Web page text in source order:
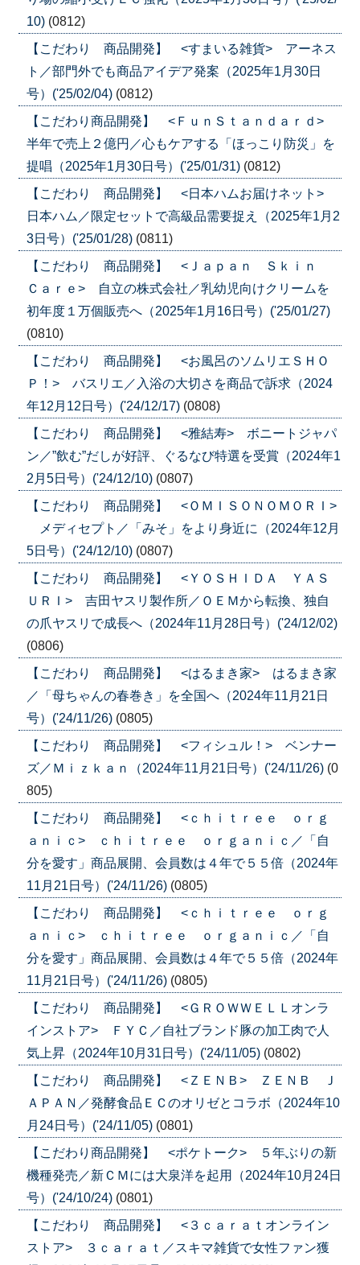
10) (0812)
【こだわり 商品開発】 <すまいる雑貨> アーネス
ト／部門外でも商品アイデア発案（2025年1月30日
号）('25/02/04) (0812)
【こだわり商品開発】 <ＦｕｎＳｔａｎｄａｒｄ>
半年で売上２億円／心もケアする「ほっこり防災」を
提唱（2025年1月30日号）('25/01/31) (0812)
【こだわり 商品開発】 <日本ハムお届けネット>
日本ハム／限定セットで高級品需要捉え（2025年1月2
3日号）('25/01/28) (0811)
【こだわり 商品開発】 <Ｊａｐａｎ Ｓｋｉｎ
Ｃａｒｅ> 自立の株式会社／乳幼児向けクリームを
初年度１万個販売へ（2025年1月16日号）('25/01/27)
(0810)
【こだわり 商品開発】 <お風呂のソムリエＳＨＯ
Ｐ！> バスリエ／入浴の大切さを商品で訴求（2024
年12月12日号）('24/12/17) (0808)
【こだわり 商品開発】 <雅結寿> ボニートジャパ
ン／”飲む”だしが好評、ぐるなび特選を受賞（2024年1
2月5日号）('24/12/10) (0807)
【こだわり 商品開発】 <ＯＭＩＳＯＮＯＭＯＲＩ>
メディセプト／「みそ」をより身近に（2024年12月
5日号）('24/12/10) (0807)
【こだわり 商品開発】 <ＹＯＳＨＩＤＡ ＹＡＳ
ＵＲＩ> 吉田ヤスリ製作所／ＯＥＭから転換、独自
の爪ヤスリで成長へ（2024年11月28日号）('24/12/02)
(0806)
【こだわり 商品開発】 <はるまき家> はるまき家
／「母ちゃんの春巻き」を全国へ（2024年11月21日
号）('24/11/26) (0805)
【こだわり 商品開発】 <フィシュル！> ベンナー
ズ／Ｍｉｚｋａｎ（2024年11月21日号）('24/11/26) (0
805)
【こだわり 商品開発】 <ｃｈｉｔｒｅｅ ｏｒｇ
ａｎｉｃ> ｃｈｉｔｒｅｅ ｏｒｇａｎｉｃ／「自
分を愛す」商品展開、会員数は４年で５５倍（2024年
11月21日号）('24/11/26) (0805)
【こだわり 商品開発】 <ｃｈｉｔｒｅｅ ｏｒｇ
ａｎｉｃ> ｃｈｉｔｒｅｅ ｏｒｇａｎｉｃ／「自
分を愛す」商品展開、会員数は４年で５５倍（2024年
11月21日号）('24/11/26) (0805)
【こだわり 商品開発】 <ＧＲＯＷＷＥＬＬオンラ
インストア> ＦＹＣ／自社ブランド豚の加工肉で人
気上昇（2024年10月31日号）('24/11/05) (0802)
【こだわり 商品開発】 <ＺＥＮＢ> ＺＥＮＢ Ｊ
ＡＰＡＮ／発酵食品ＥＣのオリゼとコラボ（2024年10
月24日号）('24/11/05) (0801)
【こだわり商品開発】 <ポケトーク> ５年ぶりの新
機種発売／新ＣＭには大泉洋を起用（2024年10月24日
号）('24/10/24) (0801)
【こだわり 商品開発】 <３ｃａｒａｔオンライン
ストア> ３ｃａｒａｔ／スキマ雑貨で女性ファン獲